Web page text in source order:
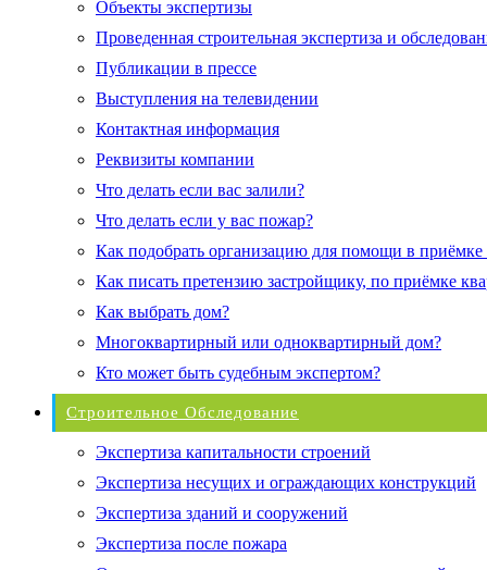
Объекты экспертизы
Проведенная строительная экспертиза и
Публикации в прессе
Выступления на телевидении
Контактная информация
Реквизиты компании
Что делать если вас залили?
Что делать если у вас пожар?
Как подобрать организацию для помощи в приёмке
Как писать претензию застройщику, по приёмке
Как выбрать дом?
Многоквартирный или одноквартирный дом?
Кто может быть судебным экспертом?
Строительное Обследование
Экспертиза капитальности строений
Экспертиза несущих и ограждающих конструкций
Экспертиза зданий и сооружений
Экспертиза после пожара